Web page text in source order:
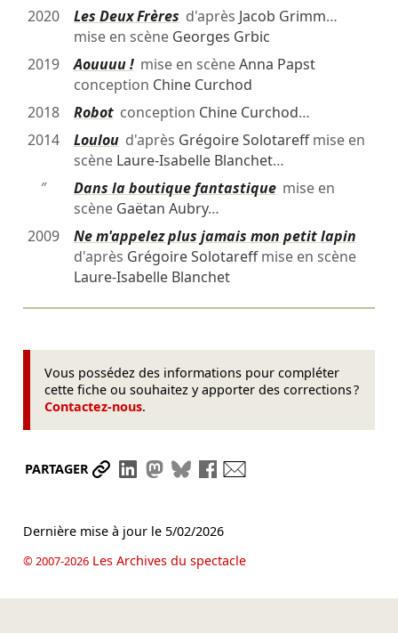
2020
Les Deux Frères d'après Jacob Grimm…
mise en scène Georges Grbic
2019
Aouuuu !mise en scèneAnna Papst
conception Chine Curchod
2018
Robotconception Chine Curchod…
2014
Louloud'après Grégoire Solotareffmise en
scène Laure-Isabelle Blanchet…
″
Dans la boutique fantastiquemise en
scène Gaëtan Aubry…
2009
Ne m'appelez plus jamais mon petit lapin
d'après Grégoire Solotareffmise en scène
Laure-Isabelle Blanchet
Vous possédez des informations pour compléter
cette fiche ou souhaitez y apporter des corrections ?
Contactez-nous.
PARTAGER Partager le lien
Partager sur LinkedIn
Partager sur Mastodon
Partager sur Bluesky
Partager sur Facebook
Dernière mise à jour le 5/02/2026
© 2007-2026Les Archives du spectacle